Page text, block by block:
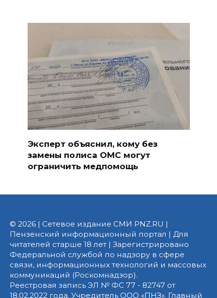
Эксперт объяснил, кому без
замены полиса ОМС могут
ограничить медпомощь
© 2026 | Сетевое издание СМИ PNZ.RU |
Пензенский информационный портал | Для
читателей старше 18 лет | Зарегистрировано
Федеральной службой по надзору в сфере
связи, информационных технологий и массовых
коммуникаций (Роскомнадзор).
Реестровая запись ЭЛ № ФС 77 - 82747 от
18.02.2022 года. Учредитель ООО «ПНЗ». Главный